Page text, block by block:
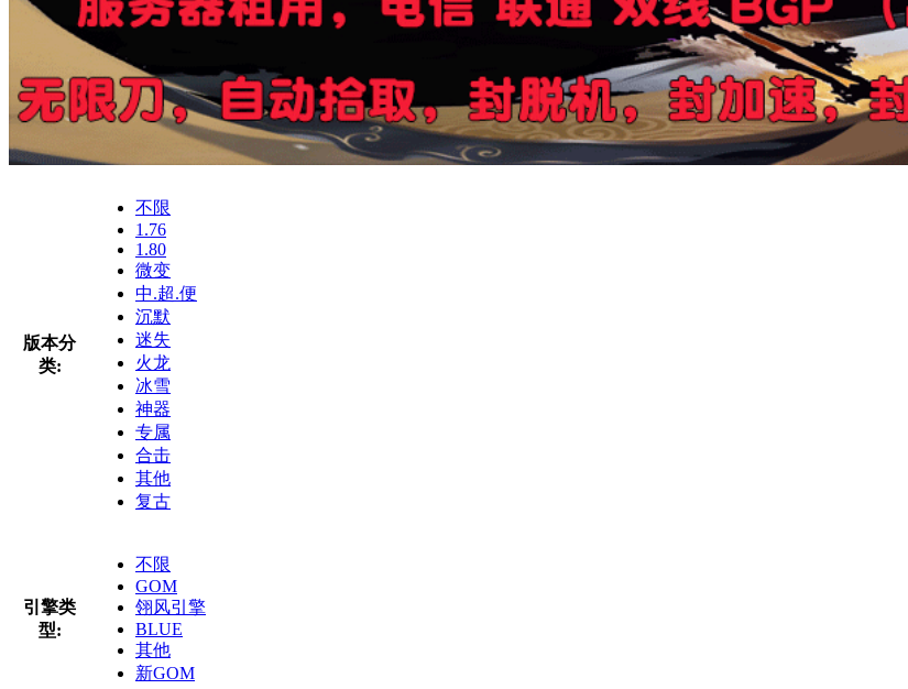
版本分
类:
不限
1.76
1.80
微变
中.超.便
沉默
迷失
火龙
冰雪
神器
专属
合击
其他
复古
引擎类
型:
不限
GOM
翎风引擎
BLUE
其他
新GOM